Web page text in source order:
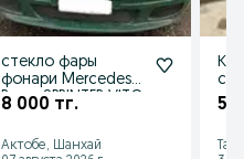
стекло фары
фонари Mercedes-
Benz: SPRINTER VITO
8 000 тг.
Актобе, Шанхай